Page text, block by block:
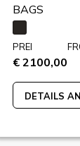
BAGS
PREI
€ 2100,00
DETAILS